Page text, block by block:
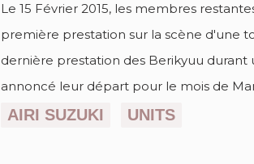
Le 15 Février 2015, les membres
première prestation sur la scène d'une
dernière prestation des Berikyuu
annoncé leur départ pour le mois de
AIRI SUZUKI UNITS